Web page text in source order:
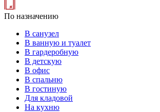
По назначению
В санузел
В ванную и туалет
В гардеробную
В детскую
В офис
В спальню
В гостиную
Для кладовой
На кухню